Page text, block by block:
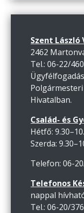
Szent
2462
Tel.: 06-22/
Polgármesteri
Hivatalban.
Család- és
Hétfő:
Szerda:
Telefon: 06-
Telefonos
nappal
Tel.: 06-20/